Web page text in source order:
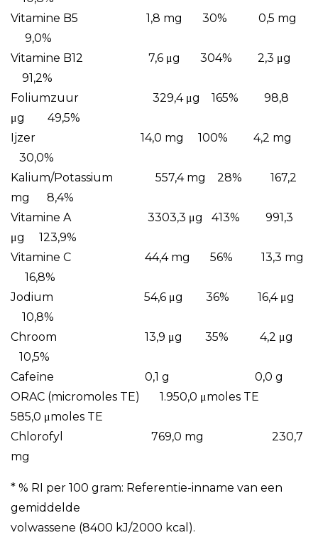
Vitamine B5 1,8 mg 30% 0,5 mg
9,0%
Vitamine B12 7,6 μg 304% 2,3 μg
91,2%
Foliumzuur 329,4 μg 165% 98,8
μg 49,5%
Ijzer 14,0 mg 100% 4,2 mg
30,0%
Kalium/Potassium 557,4 mg 28% 167,2
mg 8,4%
Vitamine A 3303,3 μg 413% 991,3
μg 123,9%
Vitamine C 44,4 mg 56% 13,3 mg
16,8%
Jodium 54,6 μg 36% 16,4 μg
10,8%
Chroom 13,9 μg 35% 4,2 μg
10,5%
Cafeïne 0,1 g 0,0 g
ORAC (micromoles TE) 1.950,0 μmoles TE
585,0 μmoles TE
Chlorofyl 769,0 mg 230,7
mg
* % RI per 100 gram: Referentie-inname van een
gemiddelde
volwassene (8400 kJ/2000 kcal).